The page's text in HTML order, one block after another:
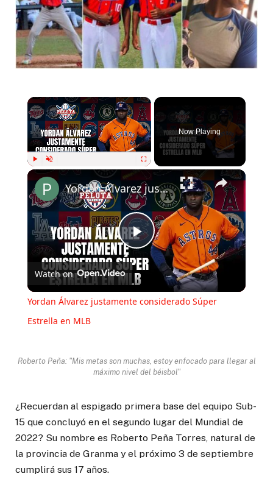
Now Playing
Play
Video
Yordan Álvarez justamente considerado Súper Estrella en MLB
Watch on
Yordan Álvarez justamente considerado Súper
Estrella en MLB
Roberto Peña: "Mis metas son muchas, estoy enfocado para llegar al
máximo nivel del béisbol"
¿Recuerdan al espigado primera base del equipo Sub-
15 que concluyó en el segundo lugar del Mundial de
2022? Su nombre es Roberto Peña Torres, natural de
la provincia de Granma y el próximo 3 de septiembre
cumplirá sus 17 años.